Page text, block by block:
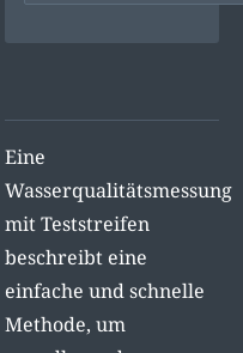
Eine
Wasserqualitätsmessung
mit Teststreifen
beschreibt eine
einfache und schnelle
Methode, um